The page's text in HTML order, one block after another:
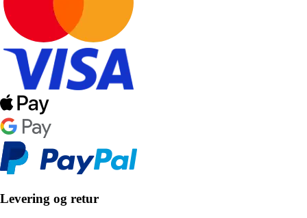
Levering og retur